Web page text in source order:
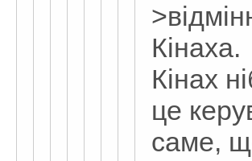
Кінаха.
Кінах
це
саме,